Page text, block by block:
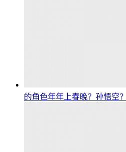
的角色年年上春晚？孙悟空